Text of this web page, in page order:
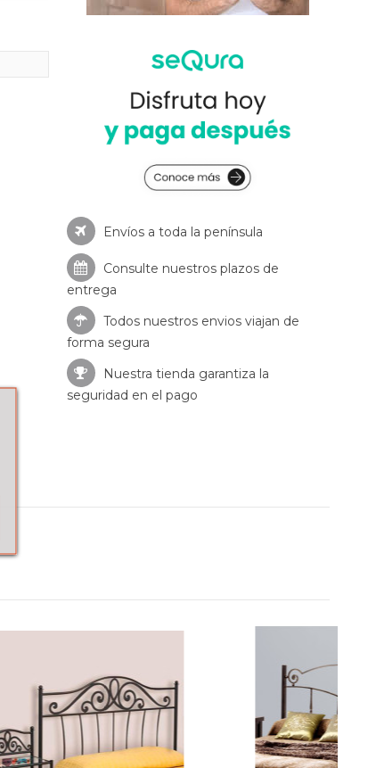
Envíos a toda la península
Consulte nuestros plazos de
entrega
Todos nuestros envios viajan de
forma segura
Nuestra tienda garantiza la
seguridad en el pago